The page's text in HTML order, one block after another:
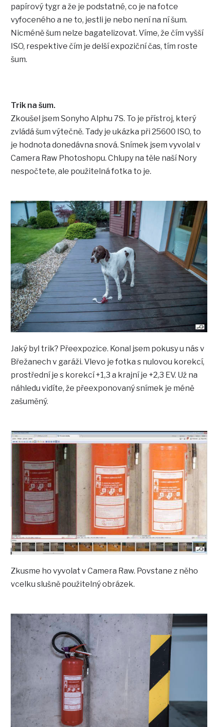
papírový tygr a že je podstatné, co je na fotce
vyfoceného a ne to, jestli je nebo není na ní šum.
Nicméně šum nelze bagatelizovat. Víme, že čím vyšší
ISO, respektive čím je delší expoziční čas, tím roste
šum.
Trik na šum.
Zkoušel jsem Sonyho Alphu 7S. To je přístroj, který
zvládá šum výtečně. Tady je ukázka při 25600 ISO, to
je hodnota donedávna snová. Snímek jsem vyvolal v
Camera Raw Photoshopu. Chlupy na těle naší Nory
nespočtete, ale použitelná fotka to je.
Jaký byl trik? Přeexpozice. Konal jsem pokusy u nás v
Břežanech v garáži. Vlevo je fotka s nulovou korekcí,
prostřední je s korekcí +1,3 a krajní je +2,3 EV. Už na
náhledu vidíte, že přeexponovaný snímek je méně
zašuměný.
Zkusme ho vyvolat v Camera Raw. Povstane z něho
vcelku slušně použitelný obrázek.